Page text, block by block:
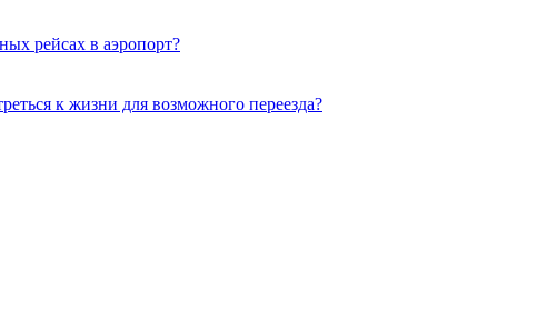
рейсах в аэропорт?
к жизни для возможного переезда?